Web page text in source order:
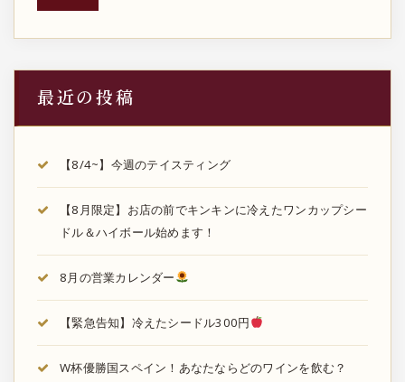
最近の投稿
【8/4~】今週のテイスティング
【8月限定】お店の前でキンキンに冷えたワンカップシー
ドル＆ハイボール始めます！
8月の営業カレンダー
【緊急告知】冷えたシードル300円
W杯優勝国スペイン！あなたならどのワインを飲む？